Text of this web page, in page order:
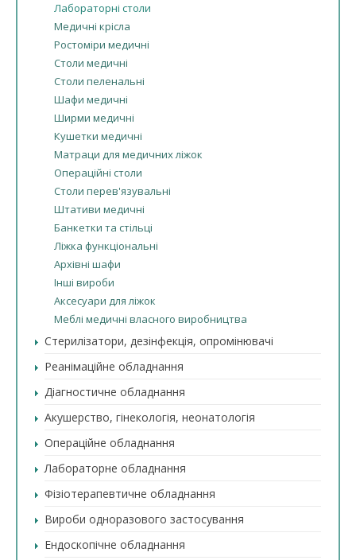
Лабораторні столи
Медичні крісла
Ростоміри медичні
Столи медичні
Столи пеленальні
Шафи медичні
Ширми медичні
Кушетки медичні
Матраци для медичних ліжок
Операційні столи
Столи перев'язувальні
Штативи медичні
Банкетки та стільці
Ліжка функціональні
Архівні шафи
Інші вироби
Аксесуари для ліжок
Меблі медичні власного виробництва
Стерилізатори, дезінфекція, опромінювачі
Реанімаційне обладнання
Діагностичне обладнання
Акушерство, гінекологія, неонатологія
Операційне обладнання
Лабораторне обладнання
Фізіотерапевтичне обладнання
Вироби одноразового застосування
Ендоскопічне обладнання